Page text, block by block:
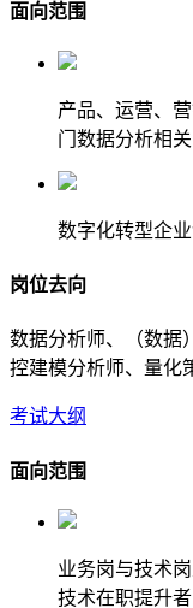
面向范围
产品、运营、
门数据分析相
数字化转型企
岗位去向
数据分析师、（数据
控建模分析师、量化
考试大纲
面向范围
业务岗与技术
技术在职提升者